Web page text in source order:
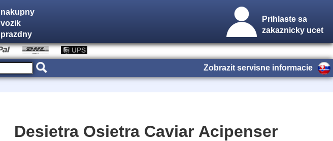
nakupny
vozik
prazdny
Prihlaste sa
zakaznicky ucet
Zobrazit servisne informacie
Desietra Osietra Caviar Acipenser